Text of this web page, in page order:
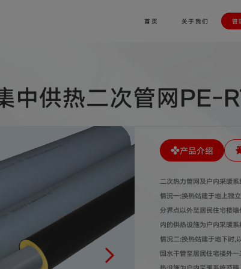
首页 关于我们 管
中供热二次管网PE-
产品介绍
二次热力管网及户内采暖
情況一:换热站建于地上独
分界点以外至居民住宅楼
内的供热设施为户内采暖系
情况二:换热站建于地下时,
回水干管至居民住宅楼外